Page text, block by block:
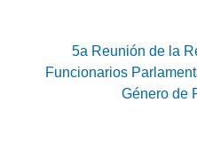
5a Reunión de la
Funcionarios
Género de